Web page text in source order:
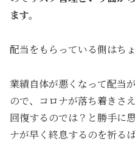
ます。
配当をもらっている側はち
業績自体が悪くなって配当
ので、コロナが落ち着きさ
回復するのでは？と勝手に
ナが早く終息するのを祈るば